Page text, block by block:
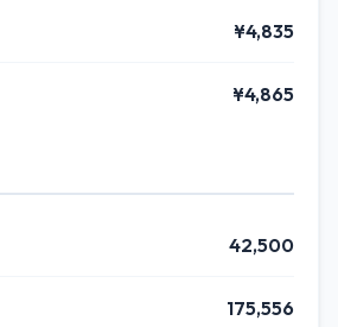
¥4,835
¥4,865
42,500
175,556